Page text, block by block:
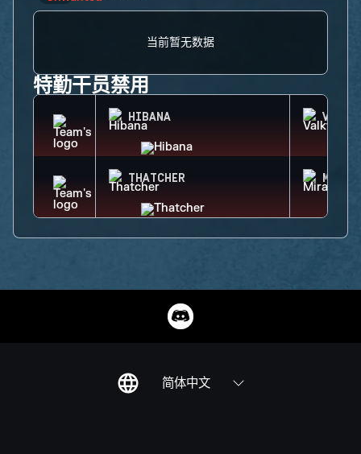
当前暂无数据
特勤干员禁用
HIBANA
THATCHER MIRA
简体中文